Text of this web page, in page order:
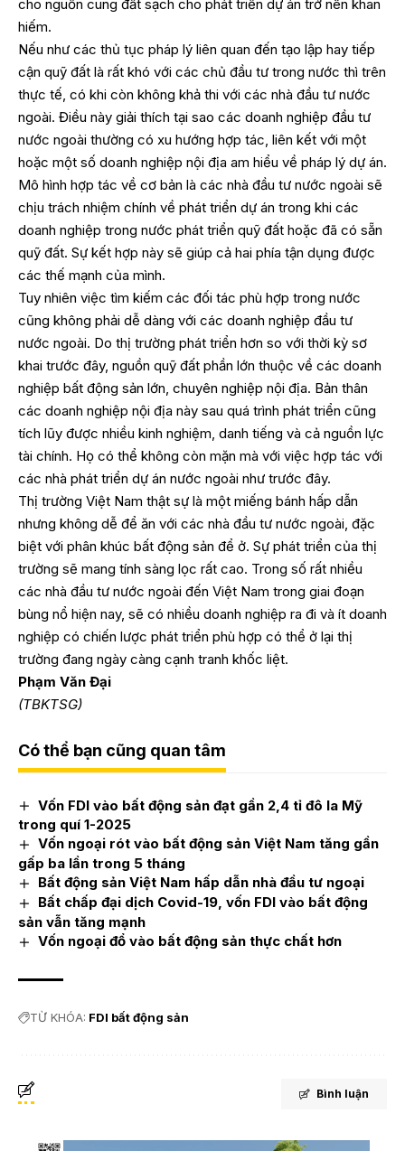
cho nguồn cung đất sạch cho phát triển dự án trở nên khan
hiếm.
Nếu như các thủ tục pháp lý liên quan đến tạo lập hay tiếp
cận quỹ đất là rất khó với các chủ đầu tư trong nước thì trên
thực tế, có khi còn không khả thi với các nhà đầu tư nước
ngoài. Điều này giải thích tại sao các doanh nghiệp đầu tư
nước ngoài thường có xu hướng hợp tác, liên kết với một
hoặc một số doanh nghiệp nội địa am hiểu về pháp lý dự án.
Mô hình hợp tác về cơ bản là các nhà đầu tư nước ngoài sẽ
chịu trách nhiệm chính về phát triển dự án trong khi các
doanh nghiệp trong nước phát triển quỹ đất hoặc đã có sẵn
quỹ đất. Sự kết hợp này sẽ giúp cả hai phía tận dụng được
các thế mạnh của mình.
Tuy nhiên việc tìm kiếm các đối tác phù hợp trong nước
cũng không phải dễ dàng với các doanh nghiệp đầu tư
nước ngoài. Do thị trường phát triển hơn so với thời kỳ sơ
khai trước đây, nguồn quỹ đất phần lớn thuộc về các doanh
nghiệp bất động sản lớn, chuyên nghiệp nội địa. Bản thân
các doanh nghiệp nội địa này sau quá trình phát triển cũng
tích lũy được nhiều kinh nghiệm, danh tiếng và cả nguồn lực
tài chính. Họ có thể không còn mặn mà với việc hợp tác với
các nhà phát triển dự án nước ngoài như trước đây.
Thị trường Việt Nam thật sự là một miếng bánh hấp dẫn
nhưng không dễ để ăn với các nhà đầu tư nước ngoài, đặc
biệt với phân khúc bất động sản để ở. Sự phát triển của thị
trường sẽ mang tính sàng lọc rất cao. Trong số rất nhiều
các nhà đầu tư nước ngoài đến Việt Nam trong giai đoạn
bùng nổ hiện nay, sẽ có nhiều doanh nghiệp ra đi và ít doanh
nghiệp có chiến lược phát triển phù hợp có thể ở lại thị
trường đang ngày càng cạnh tranh khốc liệt.
Phạm Văn Đại
(TBKTSG)
Có thể bạn cũng quan tâm
Vốn FDI vào bất động sản đạt gần 2,4 tỉ đô la Mỹ
trong quí 1-2025
Vốn ngoại rót vào bất động sản Việt Nam tăng gần
gấp ba lần trong 5 tháng
Bất động sản Việt Nam hấp dẫn nhà đầu tư ngoại
Bất chấp đại dịch Covid-19, vốn FDI vào bất động
sản vẫn tăng mạnh
Vốn ngoại đổ vào bất động sản thực chất hơn
TỪ KHÓA: FDI bất động sản
Bình luận